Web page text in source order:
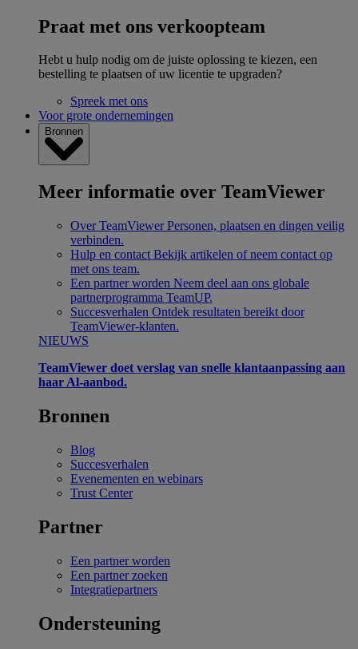
Praat met ons verkoopteam
Hebt u hulp nodig om de juiste oplossing te kiezen, een
bestelling te plaatsen of uw licentie te upgraden?
Spreek met ons
Voor grote ondernemingen
Bronnen
Meer informatie over TeamViewer
Over TeamViewer Personen, plaatsen en dingen veilig
verbinden.
Hulp en contact Bekijk artikelen of neem contact op
met ons team.
Een partner worden Neem deel aan ons globale
partnerprogramma TeamUP.
Succesverhalen Ontdek resultaten bereikt door
TeamViewer-klanten.
NIEUWS
TeamViewer doet verslag van snelle klantaanpassing aan
haar Al-aanbod.
Bronnen
Blog
Succesverhalen
Evenementen en webinars
Trust Center
Partner
Een partner worden
Een partner zoeken
Integratiepartners
Ondersteuning